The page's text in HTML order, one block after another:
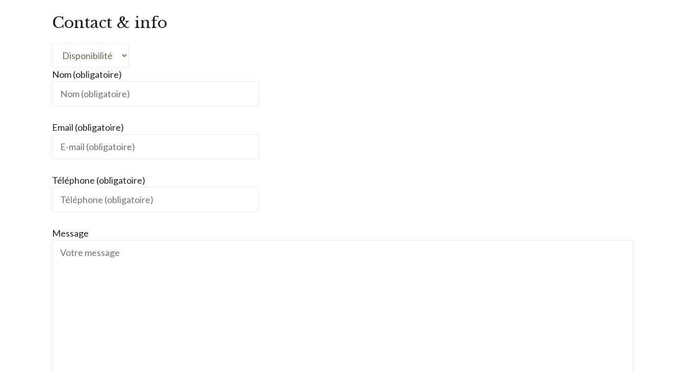
Contact & info
Nom (obligatoire)
Email (obligatoire)
Téléphone (obligatoire)
Message